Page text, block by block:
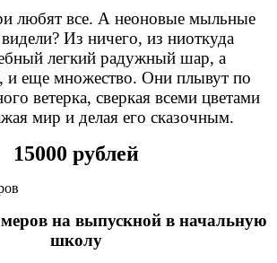
любят все. А неоновые мыльные
Из ничего, из ниоткуда
легкий радужный шар, а
и еще множество. Они плывут по
ветерка, сверкая всеми цветами
мир и делая его сказочным.
15000 рублей
на выпускной в начальную
школу